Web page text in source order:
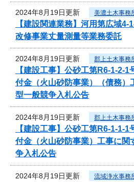
2024年8月19日更新 美濃土木事務
【建設関連業務】河用第広域
改修事業丈量測量等業務委託
2024年8月19日更新 郡上土木事務
【建設工事】公砂工第R6-1-2-
付金（火山砂防事業）（債務）
型一般競争入札公告
2024年8月19日更新 郡上土木事務
【建設工事】公砂工第R6-1-1-
付金（火山砂防事業）工事に関
争入札公告
2024年8月19日更新 流域浄水事務